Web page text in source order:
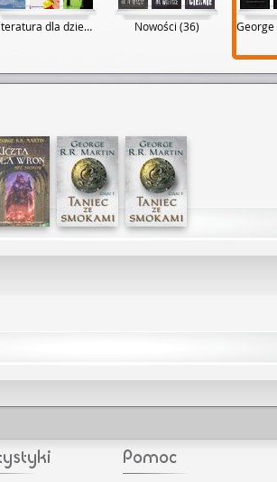
Literatura dla dzieci i młodzieży (14) Nowości (36)